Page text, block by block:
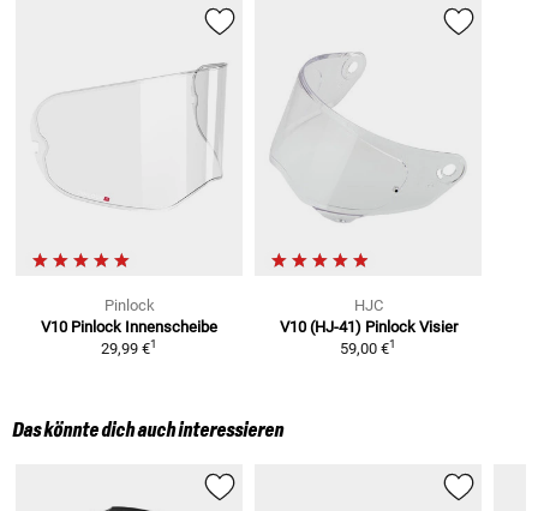
Pinlock
V10 Pinlock Innenscheibe
29,99 €1
HJC
V10 (HJ-41) Pinlock Visier
59,00 €1
Das könnte dich auch interessieren